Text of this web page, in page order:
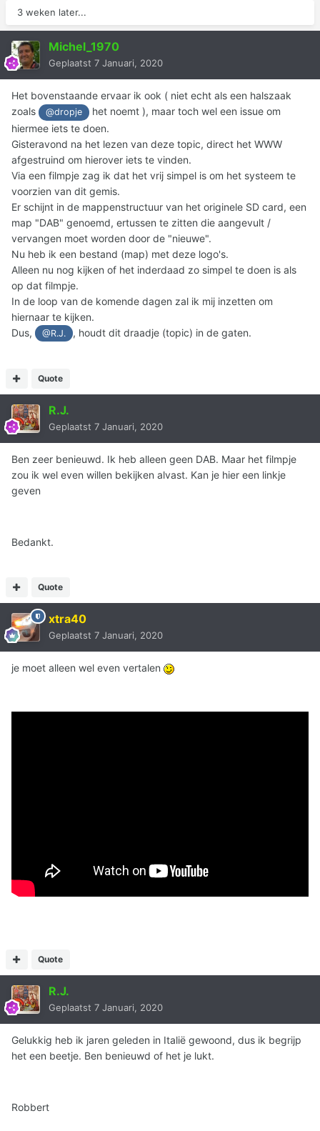
3 weken later...
Michel_1970
Geplaatst 7 Januari, 2020
Het bovenstaande ervaar ik ook ( niet echt als een halszaak
zoals
@dropje
het noemt ), maar toch wel een issue om
hiermee iets te doen.
Gisteravond na het lezen van deze topic, direct het WWW
afgestruind om hierover iets te vinden.
Via een filmpje zag ik dat het vrij simpel is om het systeem te
voorzien van dit gemis.
Er schijnt in de mappenstructuur van het originele SD card, een
map "DAB" genoemd, ertussen te zitten die aangevult /
vervangen moet worden door de "nieuwe".
Nu heb ik een bestand (map) met deze logo's.
Alleen nu nog kijken of het inderdaad zo simpel te doen is als
op dat filmpje.
In de loop van de komende dagen zal ik mij inzetten om
hiernaar te kijken.
Dus,
@R.J. , houdt dit draadje (topic) in de gaten.
Quote
R.J.
Geplaatst 7 Januari, 2020
Ben zeer benieuwd. Ik heb alleen geen DAB. Maar het filmpje
zou ik wel even willen bekijken alvast. Kan je hier een linkje
geven
Bedankt.
Quote
xtra40
Geplaatst 7 Januari, 2020
je moet alleen wel even vertalen
Quote
R.J.
Geplaatst 7 Januari, 2020
Gelukkig heb ik jaren geleden in Italië gewoond, dus ik begrijp
het een beetje. Ben benieuwd of het je lukt.
Robbert